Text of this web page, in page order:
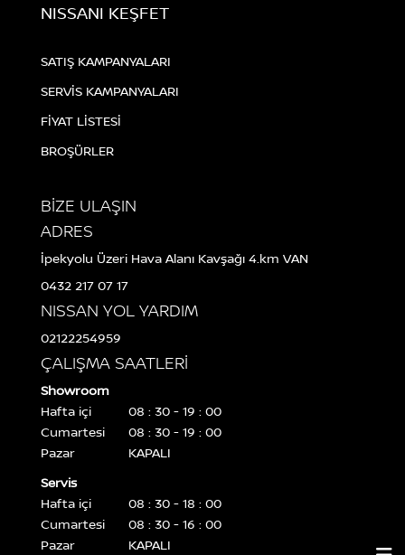
NISSANI KEŞFET
SATIŞ KAMPANYALARI
SERVİS KAMPANYALARI
FİYAT LİSTESİ
BROŞÜRLER
BİZE ULAŞIN
ADRES
İpekyolu Üzeri Hava Alanı Kavşağı 4.km VAN
0432 217 07 17
NISSAN YOL YARDIM
02122254959
ÇALIŞMA SAATLERİ
Showroom
Hafta içi
08 : 30 - 19 : 00
Cumartesi
08 : 30 - 19 : 00
Pazar
KAPALI
Servis
Hafta içi
08 : 30 - 18 : 00
Cumartesi
08 : 30 - 16 : 00
Pazar
KAPALI